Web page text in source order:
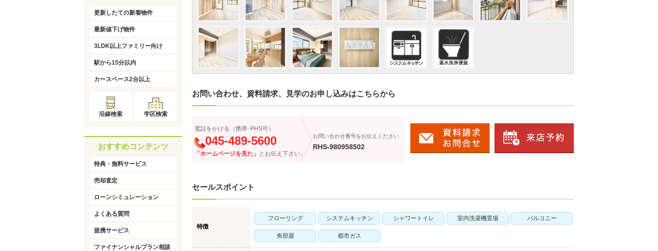
お問い合わせ、資料請求、見学のお申し込みはこちらから
電話をかける（携帯･PHS可）
045-489-5600
「ホームページを見た」 とお伝え下さい。
お問い合わせ番号をお伝えください
RHS-980958502
セールスポイント
特徴
フローリング システムキッチン シャワートイレ 室内洗濯機置場 バルコニー
角部屋 都市ガス
更新したての新着物件
最新値下げ物件
3LDK以上ファミリー向け
駅から15分以内
カースペース2台以上
沿線検索 学区検索
おすすめコンテンツ
特典・無料サービス
売却査定
ローンシミュレーション
よくある質問
提携サービス
ファイナンシャルプラン相談